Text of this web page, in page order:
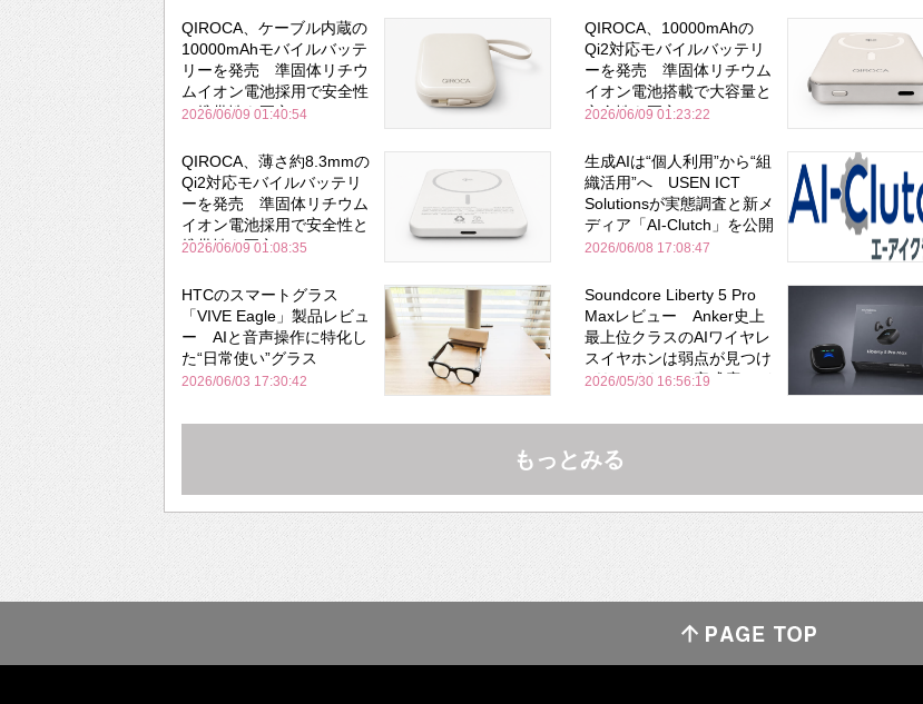
QIROCA、ケーブル内蔵の
10000mAhモバイルバッテ
リーを発売 準固体リチウ
ムイオン電池採用で安全性
と携帯性を両立
2026/06/09 01:40:54
QIROCA、10000mAhの
Qi2対応モバイルバッテリ
ーを発売 準固体リチウム
イオン電池搭載で大容量と
安全性を両立
2026/06/09 01:23:22
QIROCA、薄さ約8.3mmの
Qi2対応モバイルバッテリ
ーを発売 準固体リチウム
イオン電池採用で安全性と
携帯性を両立
2026/06/09 01:08:35
生成AIは“個人利用”から“組
織活用”へ USEN ICT
Solutionsが実態調査と新メ
ディア「AI-Clutch」を公開
2026/06/08 17:08:47
HTCのスマートグラス
「VIVE Eagle」製品レビュ
ー AIと音声操作に特化し
た“日常使い”グラス
2026/06/03 17:30:42
Soundcore Liberty 5 Pro
Maxレビュー Anker史上
最上位クラスのAIワイヤレ
スイヤホンは弱点が見つけ
づらいくらいの完成度にび
Bose並み
2026/05/30 16:56:19
もっとみる